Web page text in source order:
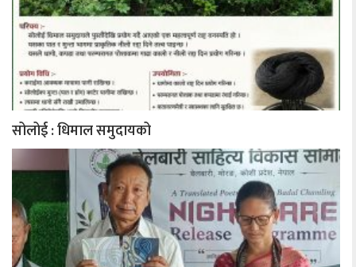
सोलोई : धिमाल समुदायको